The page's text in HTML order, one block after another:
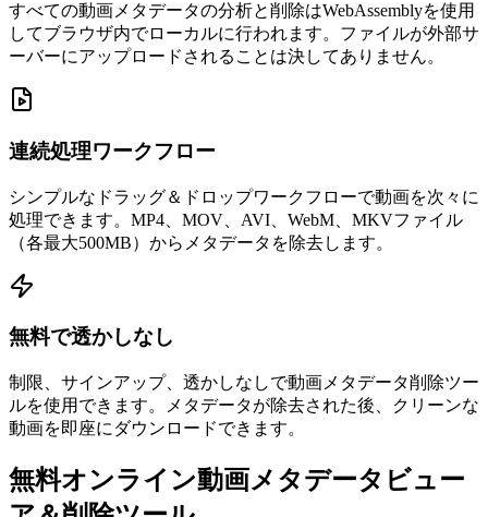
すべての動画メタデータの分析と削除はWebAssemblyを使用
してブラウザ内でローカルに行われます。ファイルが外部サ
ーバーにアップロードされることは決してありません。
連続処理ワークフロー
シンプルなドラッグ＆ドロップワークフローで動画を次々に
処理できます。MP4、MOV、AVI、WebM、MKVファイル
（各最大500MB）からメタデータを除去します。
無料で透かしなし
制限、サインアップ、透かしなしで動画メタデータ削除ツー
ルを使用できます。メタデータが除去された後、クリーンな
動画を即座にダウンロードできます。
無料オンライン動画メタデータビュー